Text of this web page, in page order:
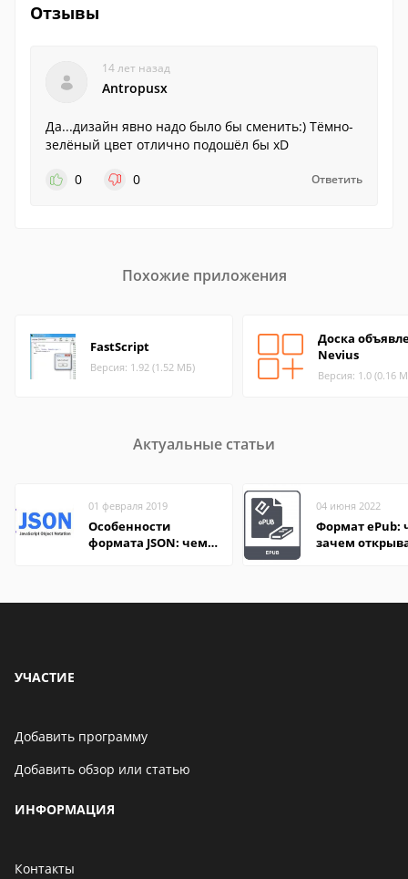
Отзывы
14 лет назад
Antropusx
Да...дизайн явно надо было бы сменить:) Тёмно-
зелёный цвет отлично подошёл бы xD
0
0 Ответить
Похожие приложения
FastScript
Версия: 1.92 (1.52 МБ)
Доска
Nevius
Версия: 1.0 (0.16
Актуальные статьи
01 февраля 2019
Особенности
формата JSON: чем
04 июня 2022
Формат ePub:
зачем
УЧАСТИЕ
Добавить программу
Добавить обзор или статью
ИНФОРМАЦИЯ
Контакты